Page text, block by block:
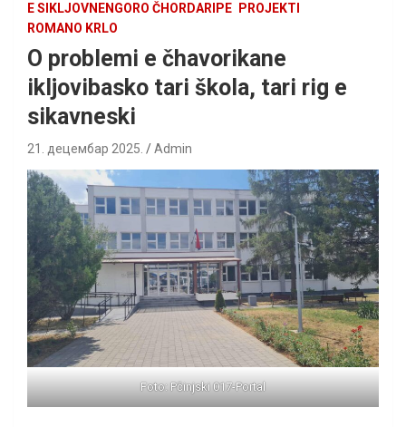
E SIKLJOVNENGORO ČHORDARIPE
PROJEKTI
ROMANO KRLO
O problemi e čhavorikane
ikljovibasko tari škola, tari rig e
sikavneski
21. децембар 2025. Admin
Foto: Pčinjski 017-Portal